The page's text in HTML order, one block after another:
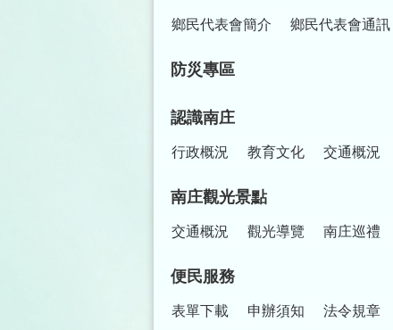
鄉民代表會簡介 鄉民代表會通訊
防災專區
認識南庄
行政概況 教育文化 交通概況
南庄觀光景點
交通概況 觀光導覽 南庄巡禮
便民服務
表單下載 申辦須知 法令規章